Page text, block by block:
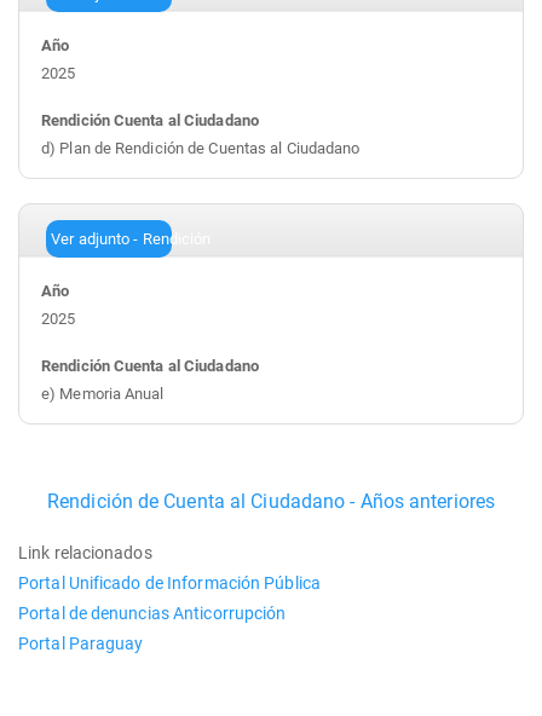
2025
d) Plan de Rendición de Cuentas al Ciudadano
Ver adjunto - Rendición
2025
e) Memoria Anual
Rendición de Cuenta al Ciudadano - Años anteriores
Link relacionados
Portal Unificado de Información Pública
Portal de denuncias Anticorrupción
Portal Paraguay